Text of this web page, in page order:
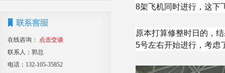
在线咨询：
点击交谈
联系人：郭总
电话：132-105-35852
8架飞机同时进行，这下
原本打算修整时日的，
5号左右开始进行，考虑